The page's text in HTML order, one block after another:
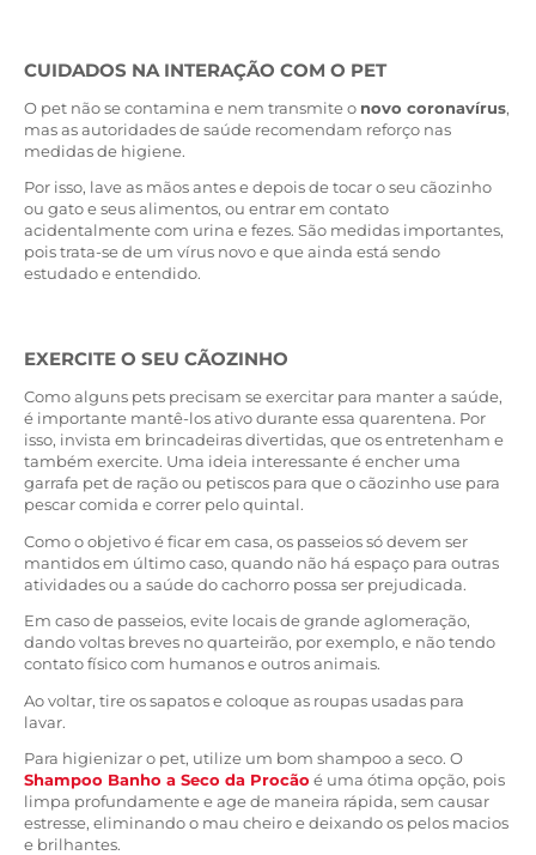
CUIDADOS NA INTERAÇÃO COM O PET
O pet não se contamina e nem transmite o novo coronavírus,
mas as autoridades de saúde recomendam reforço nas
medidas de higiene.
Por isso, lave as mãos antes e depois de tocar o seu cãozinho
ou gato e seus alimentos, ou entrar em contato
acidentalmente com urina e fezes. São medidas importantes,
pois trata-se de um vírus novo e que ainda está sendo
estudado e entendido.
EXERCITE O SEU CÃOZINHO
Como alguns pets precisam se exercitar para manter a saúde,
é importante mantê-los ativo durante essa quarentena. Por
isso, invista em brincadeiras divertidas, que os entretenham e
também exercite. Uma ideia interessante é encher uma
garrafa pet de ração ou petiscos para que o cãozinho use para
pescar comida e correr pelo quintal.
Como o objetivo é ficar em casa, os passeios só devem ser
mantidos em último caso, quando não há espaço para outras
atividades ou a saúde do cachorro possa ser prejudicada.
Em caso de passeios, evite locais de grande aglomeração,
dando voltas breves no quarteirão, por exemplo, e não tendo
contato físico com humanos e outros animais.
Ao voltar, tire os sapatos e coloque as roupas usadas para
lavar.
Para higienizar o pet, utilize um bom shampoo a seco. O
Shampoo Banho a Seco da Procão é uma ótima opção, pois
limpa profundamente e age de maneira rápida, sem causar
estresse, eliminando o mau cheiro e deixando os pelos macios
e brilhantes.